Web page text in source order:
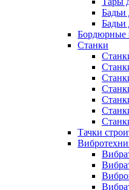
Бадьи
Бадьи
Станки
Тачки